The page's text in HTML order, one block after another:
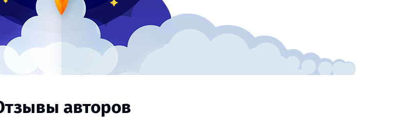
авторов